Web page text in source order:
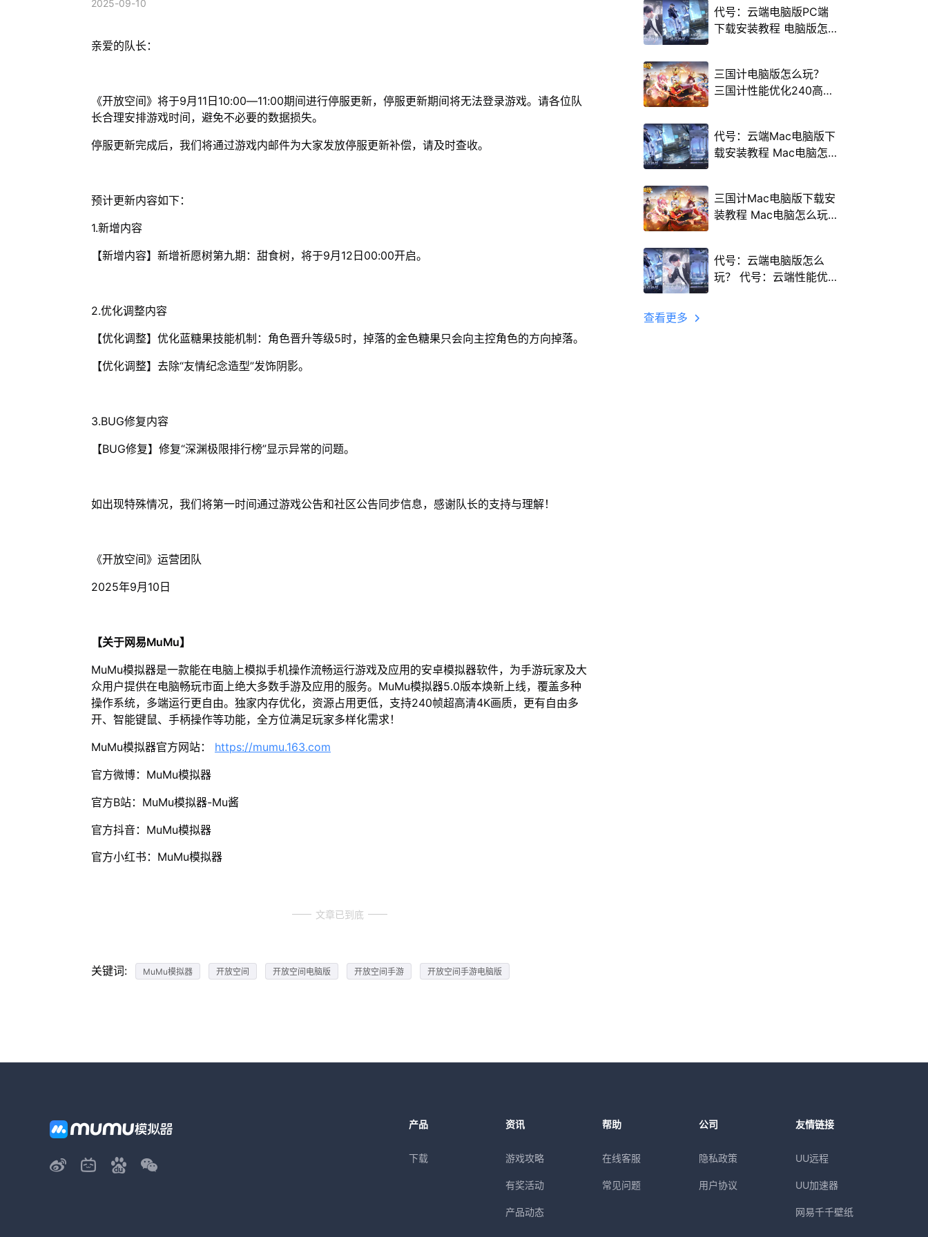
2025-09-10
亲爱的队长：
《开放空间》将于9月11日10:00—11:00期间进行停服更新，停服更新期间将无法登录游戏。请各位队
长合理安排游戏时间，避免不必要的数据损失。
停服更新完成后，我们将通过游戏内邮件为大家发放停服更新补偿，请及时查收。
预计更新内容如下：
1.新增内容
【新增内容】新增祈愿树第九期：甜食树，将于9月12日00:00开启。
2.优化调整内容
【优化调整】优化蓝糖果技能机制：角色晋升等级5时，掉落的金色糖果只会向主控角色的方向掉落。
【优化调整】去除“友情纪念造型”发饰阴影。
3.BUG修复内容
【BUG修复】修复“深渊极限排行榜”显示异常的问题。
如出现特殊情况，我们将第一时间通过游戏公告和社区公告同步信息，感谢队长的支持与理解！
《开放空间》运营团队
2025年9月10日
【关于网易MuMu】
MuMu模拟器是一款能在电脑上模拟手机操作流畅运行游戏及应用的安卓模拟器软件，为手游玩家及大
众用户提供在电脑畅玩市面上绝大多数手游及应用的服务。MuMu模拟器5.0版本焕新上线，覆盖多种
操作系统，多端运行更自由。独家内存优化，资源占用更低，支持240帧超高清4K画质，更有自由多
开、智能键鼠、手柄操作等功能，全方位满足玩家多样化需求！
MuMu模拟器官方网站： https://mumu.163.com
官方微博：MuMu模拟器
官方B站：MuMu模拟器-Mu酱
官方抖音：MuMu模拟器
官方小红书：MuMu模拟器
文章已到底
关键词: MuMu模拟器 开放空间 开放空间电脑版 开放空间手游 开放空间手游电脑版
代号：云端电脑版PC端
下载安装教程 电脑版怎
三国计电脑版怎么玩？
三国计性能优化240高帧
代号：云端Mac电脑版下
载安装教程 Mac电脑怎
三国计Mac电脑版下载安
装教程 Mac电脑怎么玩
代号：云端电脑版怎么
玩？ 代号：云端性能优
查看更多
产品
下载
资讯
游戏攻略
有奖活动
产品动态
帮助
在线客服
常见问题
公司
隐私政策
用户协议
友情链接
UU远程
UU加速器
网易千千壁纸